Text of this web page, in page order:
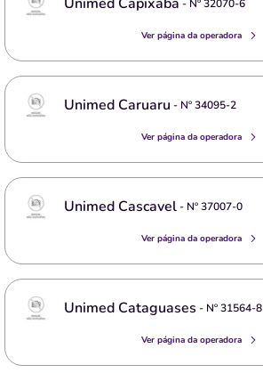
- Nº32070-6
Ver página da operadora
Unimed Caruaru - Nº34095-2
Ver página da operadora
Unimed Cascavel- Nº37007-0
Ver página da operadora
Unimed Cataguases - Nº31564-8
Ver página da operadora